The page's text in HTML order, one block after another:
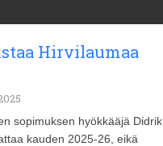
Hirvilaumaa
sopimuksen hyökkääjä Didrik
kauden 2025-26, eikä